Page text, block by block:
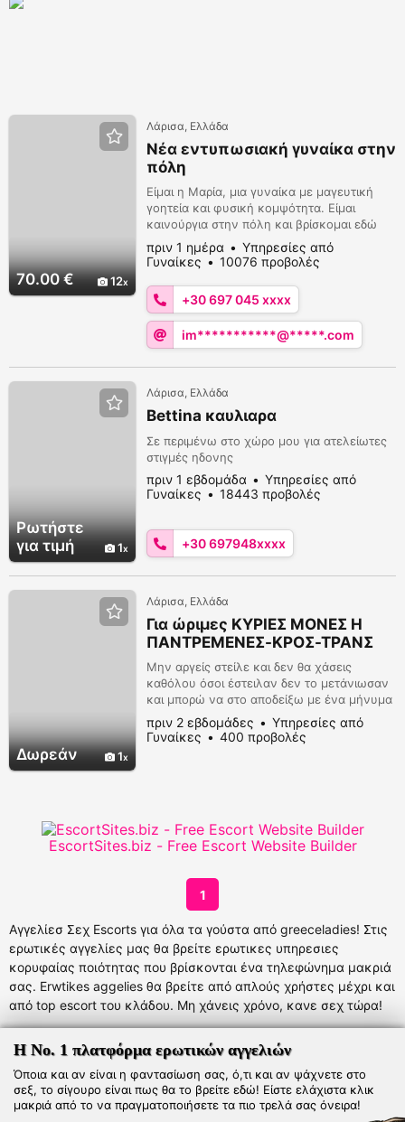
70.00 € 12
Λάρισα, Ελλάδα
Νέα εντυπωσιακή γυναίκα στην
πόλη
Είμαι η Μαρία, μια γυναίκα με μαγευτική
γοητεία και φυσική κομψότητα. Είμαι
καινούργια στην πόλη και βρίσκομαι εδώ
για να σας προσφέρω μια μοναδική
εμπειρία, γεμάτη αισθησιασμό, τρυφερότητα
και φινέτσα. Με τις αρμονικές μου
καμπύλες και την εκλεπτυσμένη ομορφιά
μου, θα σας μαγέψω και θα ξυπνήσω τις
αισθήσεις σας. Είμαι στοργική, αφοσιωμένη
και πάντα πρόθυμη ...
πριν 1 ημέρα
Υπηρεσίες από
Γυναίκες
10076 προβολές
+30 697 045 xxxx
im***********@*****.com
Ρωτήστε
για τιμή
1
Λάρισα, Ελλάδα
Bettina καυλιαρα
Σε περιμένω στο χώρο μου για ατελείωτες
στιγμές ηδονης
πριν 1 εβδομάδα
Υπηρεσίες από
Γυναίκες
18443 προβολές
+30 697948xxxx
Δωρεάν 1
Λάρισα, Ελλάδα
Για ώριμες ΚΥΡΙΕΣ ΜΟΝΕΣ Η
ΠΑΝΤΡΕΜΕΝΕΣ-ΚΡΟΣ-ΤΡΑΝΣ
Μην αργείς στείλε και δεν θα χάσεις
καθόλου όσοι έστειλαν δεν το μετάνιωσαν
και μπορώ να στο αποδείξω με ένα μήνυμα
σου που να λέει να βρεθούμε! Μελαχρινός
κανονικό σώμα 30 ετών! Πάντα με
σεβασμό και εχεμύθεια και καθαριότητα
πριν 2 εβδομάδες
Υπηρεσίες από
Γυναίκες
400 προβολές
EscortSites.biz - Free Escort Website Builder
1
Αγγελίεσ Σεχ Escorts για όλα τα γούστα από greeceladies! Στις
ερωτικές αγγελίες μας θα βρείτε ερωτικες υπηρεσιες
κορυφαίας ποιότητας που βρίσκονται ένα τηλεφώνημα μακριά
σας. Erwtikes aggelies θα βρείτε από απλούς χρήστες μέχρι και
από top escort του κλάδου. Μη χάνεις χρόνο, κανε σεχ τώρα!
Η Νο. 1 πλατφόρμα ερωτικών αγγελιών
Όποια και αν είναι η φαντασίωση σας, ό,τι και αν ψάχνετε στο
σεξ, το σίγουρο είναι πως θα το βρείτε εδώ! Είστε ελάχιστα κλικ
μακριά από το να πραγματοποιήσετε τα πιο τρελά σας όνειρα!